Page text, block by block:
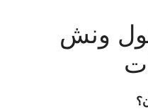
ونش